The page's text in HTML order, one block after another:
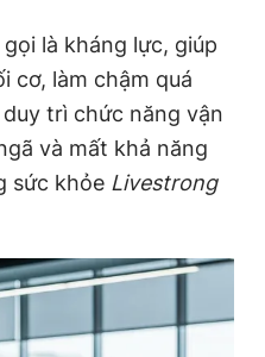
là kháng lực, giúp
cơ, làm chậm quá
trì chức năng vận
và mất khả năng
sức khỏe Livestrong